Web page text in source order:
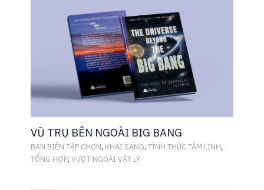
VŨ TRỤ BÊN NGOÀI BIG BANG
BAN BIÊN TẬP CHỌN, KHAI SÁNG, TỈNH THỨC TÂM LINH,
TỔNG HỢP, VƯỢT NGOÀI VẬT LÝ